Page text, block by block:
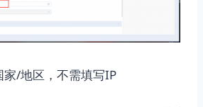
/地区，不需填写IP